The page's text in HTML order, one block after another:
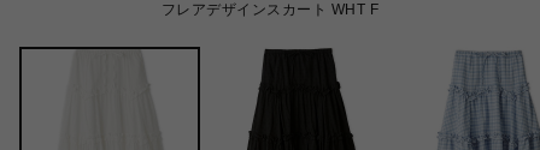
フレアデザインスカート WHT F